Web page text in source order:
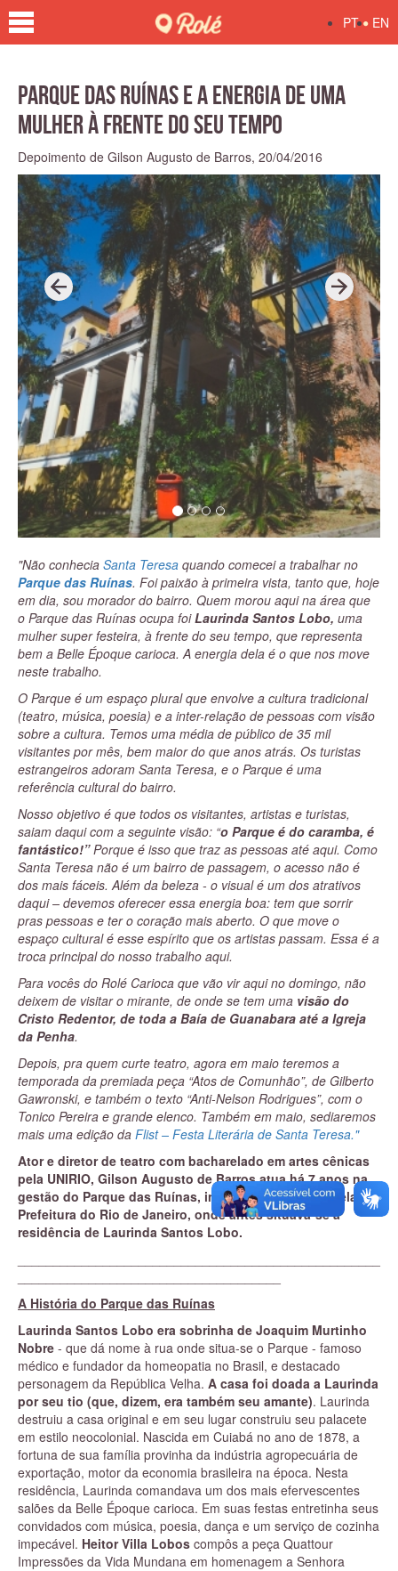
PT • EN
Parque das Ruínas e a energia de uma
mulher à frente do seu tempo
Depoimento de Gilson Augusto de Barros, 20/04/2016
P
r
e
v
i
o
u
s
N
e
x
t
"Não conhecia Santa Teresa quando comecei a trabalhar no
Parque das Ruínas. Foi paixão à primeira vista, tanto que, hoje
em dia, sou morador do bairro. Quem morou aqui na área que
o Parque das Ruínas ocupa foiLaurinda Santos Lobo, uma
mulher super festeira, à frente do seu tempo, que representa
bem a Belle Époque carioca. A energia dela é o que nos move
neste trabalho.
O Parque é um espaço plural que envolve a cultura tradicional
(teatro, música, poesia) e a inter-relação de pessoas com visão
sobre a cultura. Temos uma média de público de 35 mil
visitantes por mês, bem maior do que anos atrás. Os turistas
estrangeiros adoram Santa Teresa, e o Parque é uma
referência cultural do bairro.
Nosso objetivo é que todos os visitantes, artistas e turistas,
saiam daqui com a seguinte visão: “o Parque é do caramba, é
fantástico!”Porque é isso que traz as pessoas até aqui. Como
Santa Teresa não é um bairro de passagem, o acesso não é
dos mais fáceis. Além da beleza - o visual é um dos atrativos
daqui – devemos oferecer essa energia boa: tem que sorrir
pras pessoas e ter o coração mais aberto. O que move o
espaço cultural é esse espírito que os artistas passam. Essa é a
troca principal do nosso trabalho aqui.
Para vocês do Rolé Carioca que vão vir aqui no domingo, não
deixem de visitar o mirante, de onde se tem uma visão do
Cristo Redentor, de toda a Baía de Guanabara até a Igreja
da Penha.
Depois, pra quem curte teatro, agora em maio teremos a
temporada da premiada peça “Atos de Comunhão”, de Gilberto
Gawronski, e também o texto “Anti-Nelson Rodrigues”, com o
Tonico Pereira e grande elenco. Também em maio, sediaremos
mais uma edição da Flist – Festa Literária de Santa Teresa."
Ator e diretor de teatro com bacharelado em artes cênicas
pela UNIRIO, Gilson Augusto de Barros atua há 7 anos na
gestão do Parque das Ruínas, inaugurado em 1997 pela
Prefeitura do Rio de Janeiro, onde antes situava-se a
residência de Laurinda Santos Lobo.
A História do Parque das Ruínas
Laurinda Santos Lobo era sobrinha de Joaquim Murtinho
Nobre - que dá nome à rua onde situa-se o Parque - famoso
médico e fundador da homeopatia no Brasil, e destacado
personagem da República Velha. A casa foi doada a Laurinda
por seu tio (que, dizem, era também seu amante). Laurinda
destruiu a casa original e em seu lugar construiu seu palacete
em estilo neocolonial. Nascida em Cuiabá no ano de 1878, a
fortuna de sua família provinha da indústria agropecuária de
exportação, motor da economia brasileira na época. Nesta
residência, Laurinda comandava um dos mais efervescentes
salões da Belle Époque carioca. Em suas festas entretinha seus
convidados com música, poesia, dança e um serviço de cozinha
impecável. Heitor Villa Lobos compôs a peça Quattour
Impressões da Vida Mundana em homenagem a Senhora